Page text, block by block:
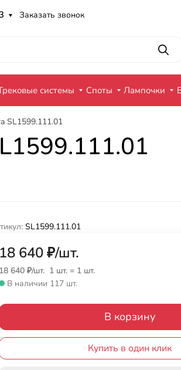
Заказать звонок
системы Споты Лампочки
SL1599.111.01
SL1599.111.01
18 640₽/шт.
18 640 ₽/шт. 1 шт.= 1 шт.
В наличии 117 шт.
В корзину
Купить в один клик